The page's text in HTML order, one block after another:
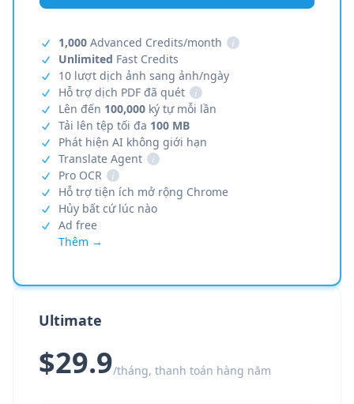
1,000 Advanced Credits/month
i
Unlimited Fast Credits
10 lượt dịch ảnh sang ảnh/ngày
Hỗ trợ dịch PDF đã quét
i
Lên đến 100,000 ký tự mỗi lần
Tải lên tệp tối đa 100 MB
Phát hiện AI không giới hạn
Translate Agent
i
Pro OCR
i
Hỗ trợ tiện ích mở rộng Chrome
Hủy bất cứ lúc nào
Ad free
Thêm →
Ultimate
$29.9/tháng, thanh toán hàng năm